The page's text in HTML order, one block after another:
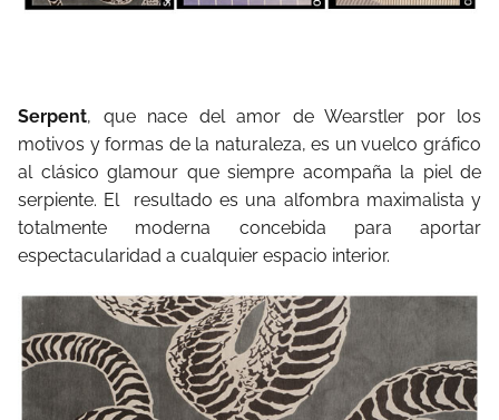
Serpent, que nace del amor de Wearstler por los
motivos y formas de la naturaleza, es un vuelco gráfico
al clásico glamour que siempre acompaña la piel de
serpiente. El resultado es una alfombra maximalista y
totalmente moderna concebida para aportar
espectacularidad a cualquier espacio interior.